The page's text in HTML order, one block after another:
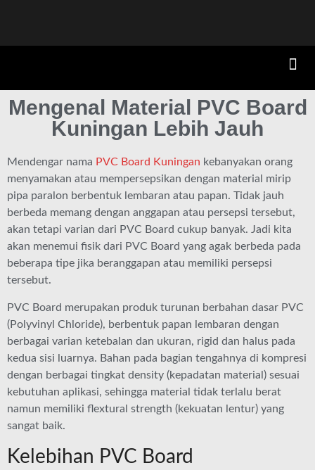
Mengenal Material PVC Board
Kuningan Lebih Jauh
Mendengar nama PVC Board Kuningan kebanyakan orang
menyamakan atau mempersepsikan dengan material mirip
pipa paralon berbentuk lembaran atau papan. Tidak jauh
berbeda memang dengan anggapan atau persepsi tersebut,
akan tetapi varian dari PVC Board cukup banyak. Jadi kita
akan menemui fisik dari PVC Board yang agak berbeda pada
beberapa tipe jika beranggapan atau memiliki persepsi
tersebut.
PVC Board merupakan produk turunan berbahan dasar PVC
(Polyvinyl Chloride), berbentuk papan lembaran dengan
berbagai varian ketebalan dan ukuran, rigid dan halus pada
kedua sisi luarnya. Bahan pada bagian tengahnya di kompresi
dengan berbagai tingkat density (kepadatan material) sesuai
kebutuhan aplikasi, sehingga material tidak terlalu berat
namun memiliki flextural strength (kekuatan lentur) yang
sangat baik.
Kelebihan PVC Board